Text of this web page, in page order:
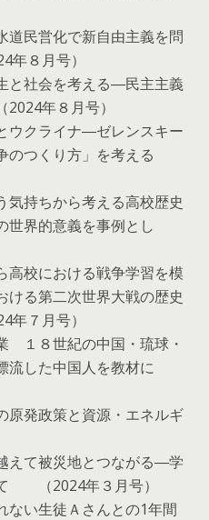
営化で新自由主義を問
８月号）
会を考える―民主主義
年８月号）
クライナ―ゼレンスキー
のつくり方」を考える
ちから考える高校歴史
界的意義を事例とし
における戦争学習を模
る第二次世界大戦の歴史
７月号）
８世紀の中国・琉球・
流した中国人を教材に
発政策と資源・エネルギ
て被災地とつながる―学
（2024年３月号）
い生徒Ａさんとの1年間